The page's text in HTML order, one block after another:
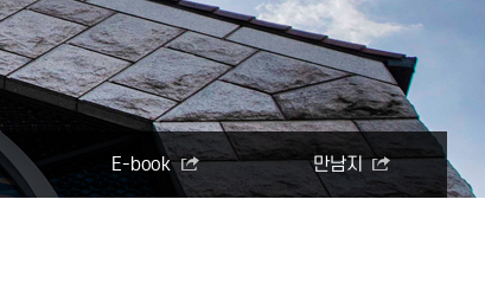
E-book 만남지